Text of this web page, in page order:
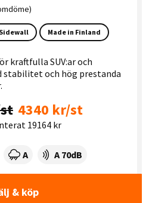
Made in Finland
kraftfulla SUV:ar och
stabilitet och hög prestanda
4340 kr/st
19164 kr
Våtgrepp:
A Ljudnivå dB:
A 70dB
& köp